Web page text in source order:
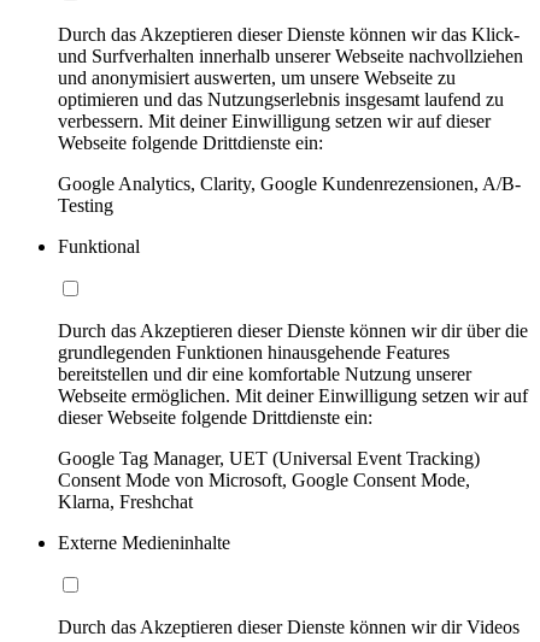
Durch das Akzeptieren dieser Dienste können wir das Klick-
und Surfverhalten innerhalb unserer Webseite nachvollziehen
und anonymisiert auswerten, um unsere Webseite zu
optimieren und das Nutzungserlebnis insgesamt laufend zu
verbessern. Mit deiner Einwilligung setzen wir auf dieser
Webseite folgende Drittdienste ein:
Google Analytics, Clarity, Google Kundenrezensionen, A/B-
Testing
Funktional
Durch das Akzeptieren dieser Dienste können wir dir über die
grundlegenden Funktionen hinausgehende Features
bereitstellen und dir eine komfortable Nutzung unserer
Webseite ermöglichen. Mit deiner Einwilligung setzen wir auf
dieser Webseite folgende Drittdienste ein:
Google Tag Manager, UET (Universal Event Tracking)
Consent Mode von Microsoft, Google Consent Mode,
Klarna, Freshchat
Externe Medieninhalte
Durch das Akzeptieren dieser Dienste können wir dir Videos